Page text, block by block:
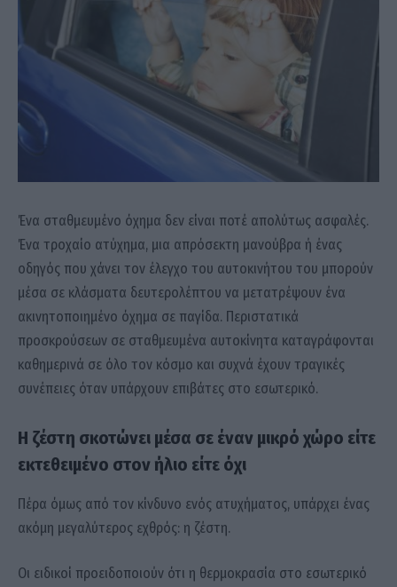
Ένα σταθμευμένο όχημα δεν είναι ποτέ απολύτως ασφαλές.
Ένα τροχαίο ατύχημα, μια απρόσεκτη μανούβρα ή ένας
οδηγός που χάνει τον έλεγχο του αυτοκινήτου του μπορούν
μέσα σε κλάσματα δευτερολέπτου να μετατρέψουν ένα
ακινητοποιημένο όχημα σε παγίδα. Περιστατικά
προσκρούσεων σε σταθμευμένα αυτοκίνητα καταγράφονται
καθημερινά σε όλο τον κόσμο και συχνά έχουν τραγικές
συνέπειες όταν υπάρχουν επιβάτες στο εσωτερικό.
Η ζέστη σκοτώνει μέσα σε έναν μικρό χώρο είτε
εκτεθειμένο στον ήλιο είτε όχι
Πέρα όμως από τον κίνδυνο ενός ατυχήματος, υπάρχει ένας
ακόμη μεγαλύτερος εχθρός: η ζέστη.
Οι ειδικοί προειδοποιούν ότι η θερμοκρασία στο εσωτερικό